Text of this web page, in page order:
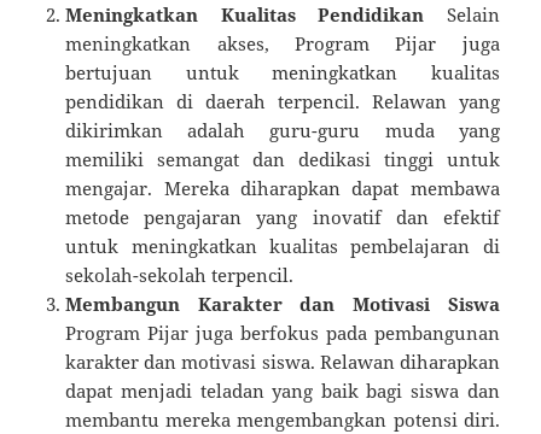
Meningkatkan Kualitas Pendidikan Selain
meningkatkan akses, Program Pijar juga
bertujuan untuk meningkatkan kualitas
pendidikan di daerah terpencil. Relawan yang
dikirimkan adalah guru-guru muda yang
memiliki semangat dan dedikasi tinggi untuk
mengajar. Mereka diharapkan dapat membawa
metode pengajaran yang inovatif dan efektif
untuk meningkatkan kualitas pembelajaran di
sekolah-sekolah terpencil.
Membangun Karakter dan Motivasi Siswa
Program Pijar juga berfokus pada pembangunan
karakter dan motivasi siswa. Relawan diharapkan
dapat menjadi teladan yang baik bagi siswa dan
membantu mereka mengembangkan potensi diri.